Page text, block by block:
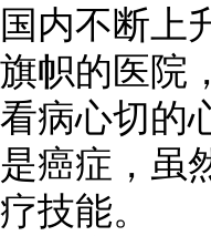
国内不断上
旗帜的医院
看病心切的
是癌症，虽
疗技能。